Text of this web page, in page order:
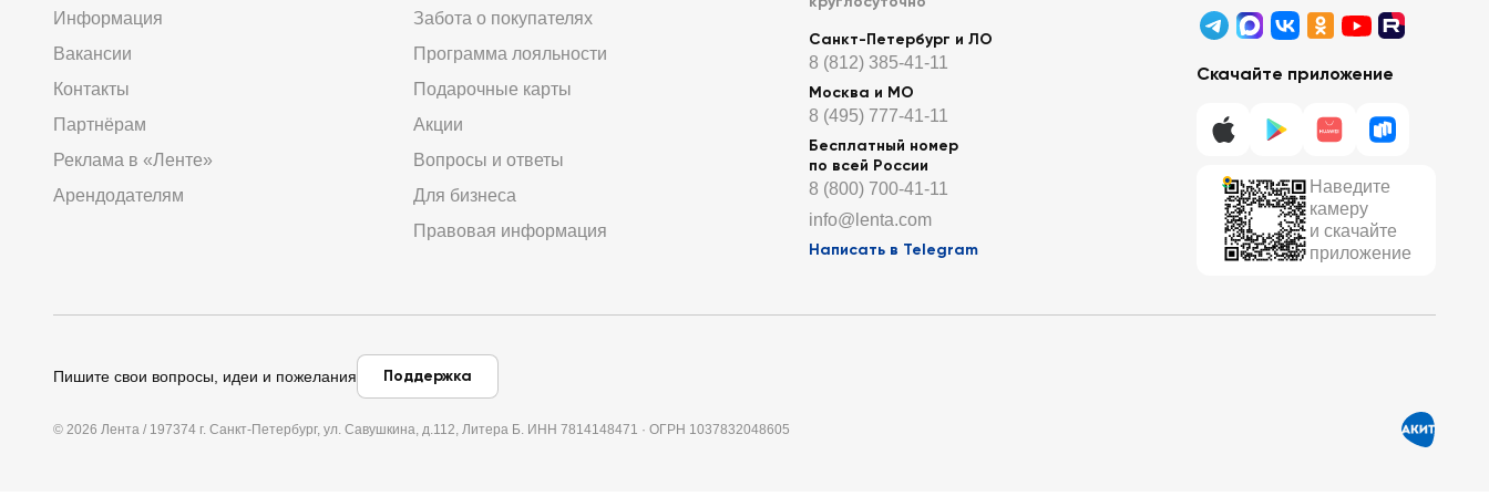
Информация
Вакансии
Контакты
Партнёрам
Реклама в «Ленте»
Арендодателям
Забота о покупателях
Программа лояльности
Подарочные карты
Акции
Вопросы и ответы
Для бизнеса
Правовая информация
Санкт-Петербург и ЛО
8 (812) 385-41-11
Москва и МО
8 (495) 777-41-11
Бесплатный номер
по всей России
8 (800) 700-41-11
info@lenta.com
Написать в Telegram
Скачайте приложение
Наведите
камеру
и скачайте
приложение
Пишите свои вопросы, идеи и пожелания Поддержка
© 2026 Лента / 197374 г. Санкт-Петербург, ул. Савушкина, д.112, Литера Б. ИНН 7814148471 · ОГРН 1037832048605